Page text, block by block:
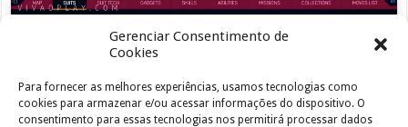
Gerenciar Consentimento de
Cookies
Para fornecer as melhores experiências, usamos tecnologias como
cookies para armazenar e/ou acessar informações do dispositivo. O
consentimento para essas tecnologias nos permitirá processar dados
Clique para aceitar os cookies marketing e
ativar este conteúdo